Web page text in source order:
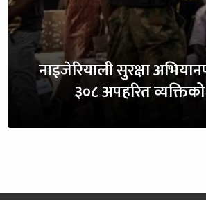
नाइजेरियाली सुरक्षा
३०८ अपहरित व्यक्तिको